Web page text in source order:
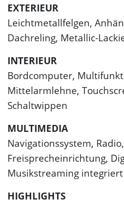
EXTERIEUR
Leichtmetallfelgen,
Dachreling, Metallic-
INTERIEUR
Bordcomputer,
Mittelarmlehne,
Schaltwippen
MULTIMEDIA
Navigationssystem,
Freisprecheinrichtung,
Musikstreaming integriert
HIGHLIGHTS